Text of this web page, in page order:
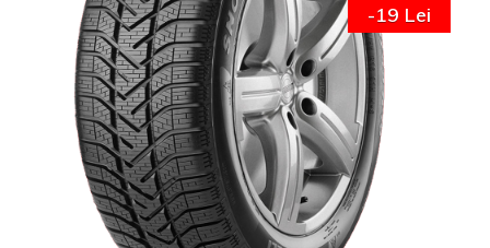
-19 Lei